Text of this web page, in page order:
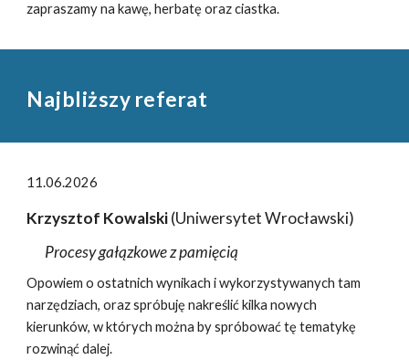
zapraszamy na kawę, herbatę oraz ciastka.
Najbliższy referat
11.06.2026
Krzysztof Kowalski(Uniwersytet Wrocławski)
Procesy gałązkowe z pamięcią
Opowiem o ostatnich wynikach i wykorzystywanych tam
narzędziach, oraz spróbuję nakreślić kilka nowych
kierunków, w których można by spróbować tę tematykę
rozwinąć dalej.